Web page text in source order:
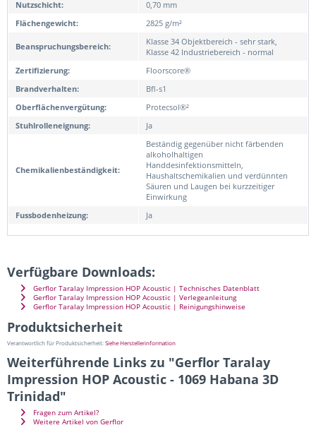
Nutzschicht:
0,70 mm
Flächengewicht:
2825 g/m²
Beanspruchungsbereich:
Klasse 34 Objektbereich - sehr stark,
Klasse 42 Industriebereich - normal
Zertifizierung:
Floorscore®
Brandverhalten:
Bfl-s1
Oberflächenvergütung:
Protecsol®²
Stuhlrolleneignung:
Ja
Chemikalienbeständigkeit:
Beständig gegenüber nicht färbenden
alkoholhaltigen
Handdesinfektionsmitteln,
Haushaltschemikalien und verdünnten
Säuren und Laugen bei kurzzeitiger
Einwirkung
Fussbodenheizung:
Ja
Verfügbare Downloads:
Gerflor Taralay Impression HOP Acoustic | Technisches Datenblatt
Gerflor Taralay Impression HOP Acoustic | Verlegeanleitung
Gerflor Taralay Impression HOP Acoustic | Reinigungshinweise
Produktsicherheit
Verantwortlich für Produktsicherheit:Siehe Herstellerinformation
Weiterführende Links zu "Gerflor Taralay
Impression HOP Acoustic - 1069 Habana 3D
Trinidad"
Fragen zum Artikel?
Weitere Artikel von Gerflor